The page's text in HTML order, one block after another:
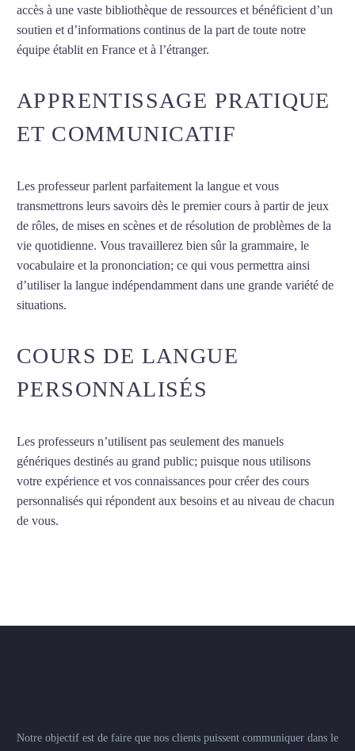
accès à une vaste bibliothèque de ressources et bénéficient d’un
soutien et d’informations continus de la part de toute notre
équipe établit en France et à l’étranger.
APPRENTISSAGE PRATIQUE
ET COMMUNICATIF
Les professeur parlent parfaitement la langue et vous
transmettrons leurs savoirs dès le premier cours à partir de jeux
de rôles, de mises en scènes et de résolution de problèmes de la
vie quotidienne. Vous travaillerez bien sûr la grammaire, le
vocabulaire et la prononciation; ce qui vous permettra ainsi
d’utiliser la langue indépendamment dans une grande variété de
situations.
COURS DE LANGUE
PERSONNALISÉS
Les professeurs n’utilisent pas seulement des manuels
génériques destinés au grand public; puisque nous utilisons
votre expérience et vos connaissances pour créer des cours
personnalisés qui répondent aux besoins et au niveau de chacun
de vous.
Notre objectif est de faire que nos clients puissent communiquer dans le